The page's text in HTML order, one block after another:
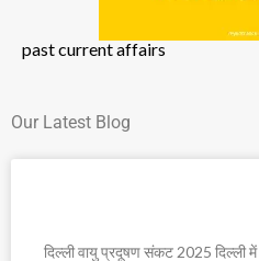
past current affairs
Our Latest Blog
दिल्ली वायु प्रदूषण संकट 2025 दिल्ली में